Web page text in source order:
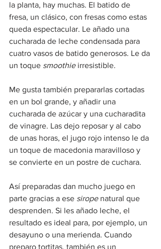
la planta, hay muchas. El batido de
fresa, un clásico, con fresas como estas
queda espectacular. Le añado una
cucharada de leche condensada para
cuatro vasos de batido generosos. Le da
un toque smoothie irresistible.
Me gusta también prepararlas cortadas
en un bol grande, y añadir una
cucharada de azúcar y una cucharadita
de vinagre. Las dejo reposar y al cabo
de unas horas, el jugo rojo intenso le da
un toque de macedonia maravilloso y
se convierte en un postre de cuchara.
Así preparadas dan mucho juego en
parte gracias a ese sirope natural que
desprenden. Si les añado leche, el
resultado es ideal para, por ejemplo, un
desayuno o una merienda. Cuando
preparo tortitas, también es un